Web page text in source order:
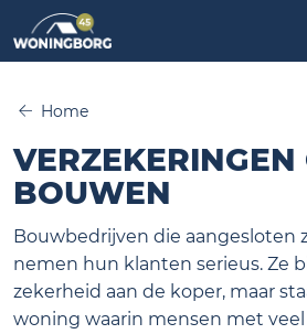
Home
BOUWEN
Bouwbedrijven die aangesloten
nemen hun klanten serieus. Ze
zekerheid aan de koper, maar
woning waarin mensen met